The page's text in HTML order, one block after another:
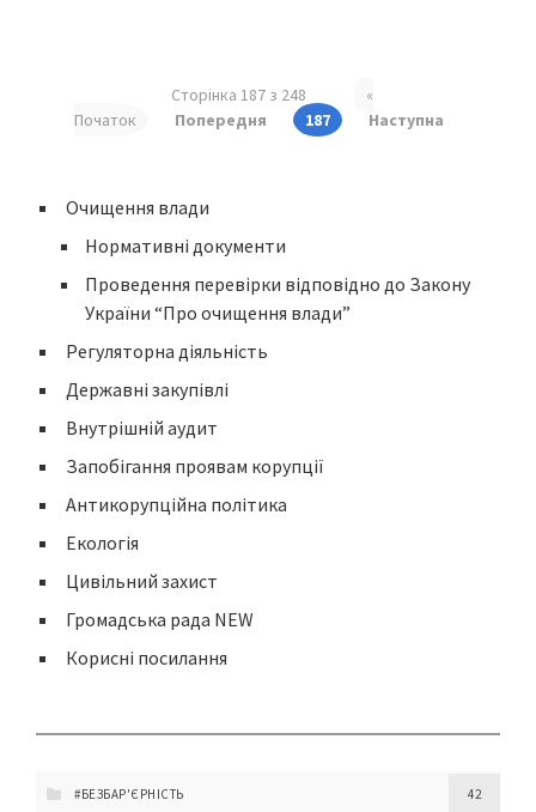
Сторінка 187 з 248
«
Початок
Попередня 187 Наступна
Очищення влади
Нормативні документи
Проведення перевірки відповідно до Закону
України “Про очищення влади”
Регуляторна діяльність
Державні закупівлі
Внутрішній аудит
Запобігання проявам корупції
Антикорупційна політика
Екологія
Цивільний захист
Громадська рада NEW
Корисні посилання
#БЕЗБАР'ЄРНІСТЬ 42